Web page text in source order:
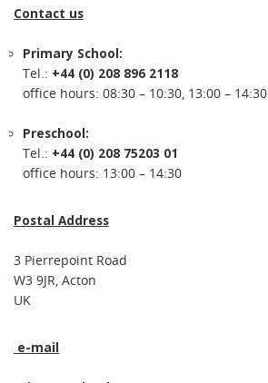
Contact us
Primary School:
Tel.: +44 (0) 208 896 2118
office hours: 08:30 – 10:30, 13:00 – 14:30
Preschool:
Tel.: +44 (0) 208 75203 01
office hours: 13:00 – 14:30
Postal Address
3 Pierrepoint Road
W3 9JR, Acton
UK
e-mail